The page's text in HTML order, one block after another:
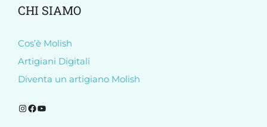
CHI SIAMO
Cos’è Molish
Artigiani Digitali
Diventa un artigiano Molish
Segui Molish su Instagram
Segui Molish su Facebook
Iscriviti al nostro canale YouTube